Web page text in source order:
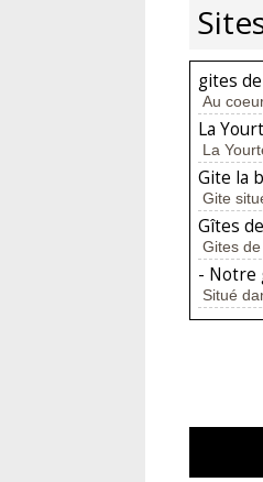
gites
Au
La
La
Gite la
Gite
Gîtes
Gites
- Notre
Situé